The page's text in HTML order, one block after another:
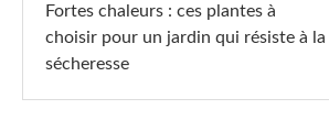
Fortes chaleurs : ces plantes à
choisir pour un jardin qui résiste à la
sécheresse